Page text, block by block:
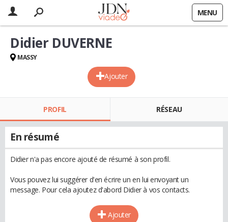
MENU
Ajouter
Didier DUVERNE
MASSY
PROFIL RÉSEAU
En résumé
Didier n'a pas encore ajouté de résumé à son profil.
Vous pouvez lui suggérer d'en écrire un en lui envoyant un
message. Pour cela ajoutez d'abord Didier à vos contacts.
Ajouter